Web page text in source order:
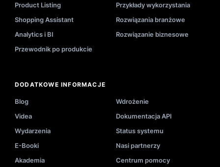
Product Listing
Przykłady wykorzystania
Shopping Assistant
Rozwiązania branżowe
Analytics i BI
Rozwiązanie biznesowe
Przewodnik po produkcie
DODATKOWE INFORMACJE
Blog
Wdrożenie
Videa
Dokumentacja API
Wydarzenia
Status systemu
E-Booki
Nasi partnerzy
Akademia
Centrum pomocy